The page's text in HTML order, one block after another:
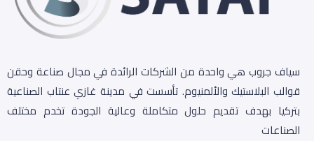
سياف جروب هي واحدة من الشركات الرائدة في مجال صناعة وحقن
قوالب البلاستيك والألمنيوم. تأسست في مدينة غازي عنتاب الصناعية
بتركيا بهدف تقديم حلول متكاملة وعالية الجودة تخدم مختلف
الصناعات